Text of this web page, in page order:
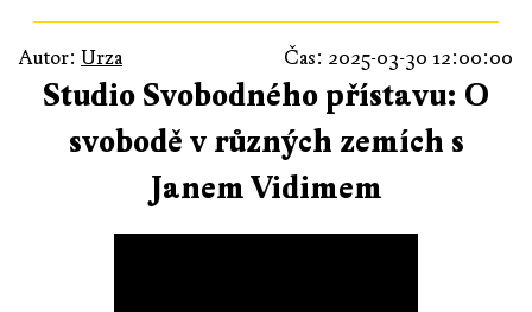
Autor: Urza Čas: 2025-03-30 12:00:00
Studio Svobodného přístavu: O
svobodě v různých zemích s
Janem Vidimem